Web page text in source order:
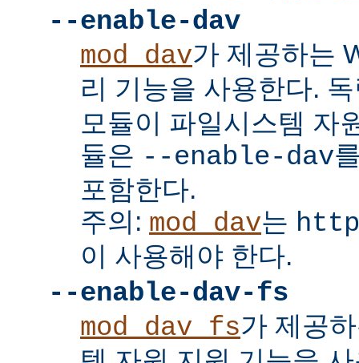
--enable-dav
mod_dav가 제공하는
리 기능을 사용한다.
모듈이 파일시스템 자
듈은 --enable-dav
포함한다.
주의: mod_dav는 http
이 사용해야 한다.
--enable-dav-fs
mod_dav_fs가 제공